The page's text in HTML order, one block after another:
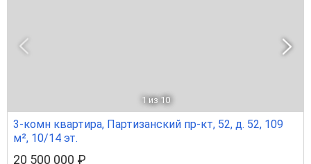
1 из 10
3-комн квартира, Партизанский пр-кт, 52, д. 52, 109
м², 10/14 эт.
20 500 000 ₽